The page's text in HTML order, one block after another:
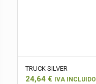
TRUCK SILVER
24,64 € IVA INCLUIDO